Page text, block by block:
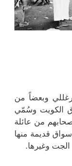
وبعضاً من
الكويت وسُمّي
من عائلة
قديمة منها
وغيرها.